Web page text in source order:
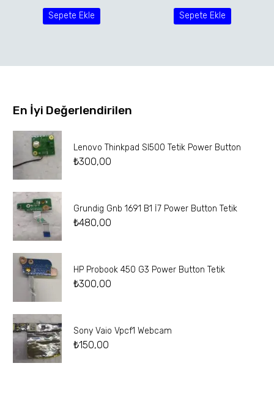
Sepete Ekle Sepete Ekle
En İyi Değerlendirilen
Lenovo Thinkpad Sl500 Tetik Power Button
₺300,00
Grundig Gnb 1691 B1 İ7 Power Button Tetik
₺480,00
HP Probook 450 G3 Power Button Tetik
₺300,00
Sony Vaio Vpcf1 Webcam
₺150,00